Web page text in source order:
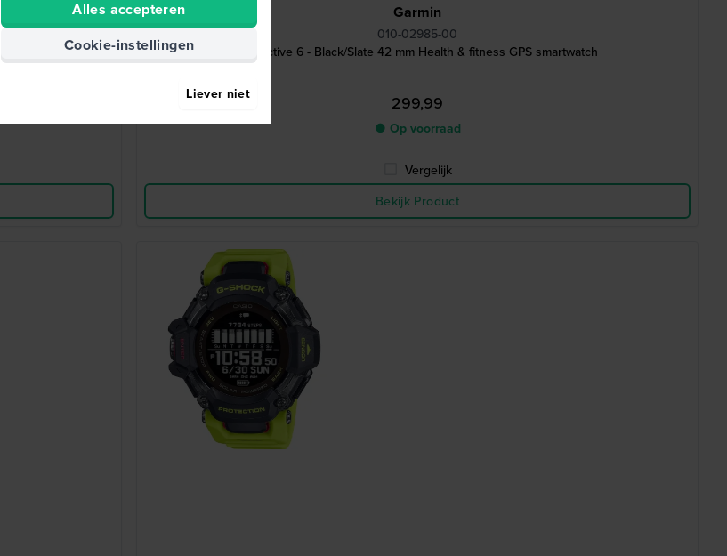
Garmin
010-02985-00
Vivoactive 6 - Black/Slate 42 mm Health & fitness GPS smartwatch
299,99
● Op voorraad
Vergelijk
Bekijk Product
Alles accepteren
Cookie-instellingen
Liever niet